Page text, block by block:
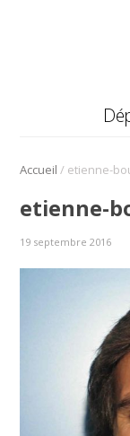
Accueil / etienne-
etienne-
19 septembre 2016